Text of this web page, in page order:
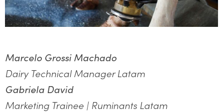
Marcelo Grossi Machado
Dairy Technical Manager Latam
Gabriela David
Marketing Trainee | Ruminants Latam